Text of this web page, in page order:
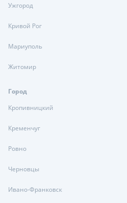
Ужгород
Кривой Рог
Мариуполь
Житомир
Город
Кропивницкий
Кременчуг
Ровно
Черновцы
Ивано-Франковск